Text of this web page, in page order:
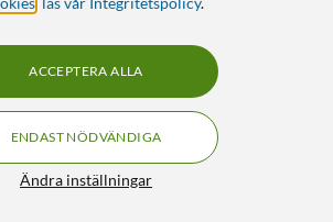
olika
SmartLife Varmvit
(19)
35990
7 rörliga mönster
Kan synkroniseras med
musik
För ute- och inomhusbruk
Ändra inställningar
ENDAST NÖDVÄNDIGA
ACCEPTERA ALLA